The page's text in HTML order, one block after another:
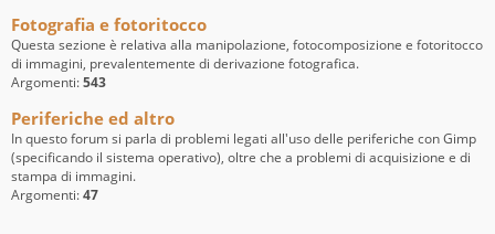
Fotografia e fotoritocco
Questa sezione è relativa alla manipolazione, fotocomposizione e fotoritocco
di immagini, prevalentemente di derivazione fotografica.
Argomenti:543
Periferiche ed altro
In questo forum si parla di problemi legati all'uso delle periferiche con Gimp
(specificando il sistema operativo), oltre che a problemi di acquisizione e di
stampa di immagini.
Argomenti:47